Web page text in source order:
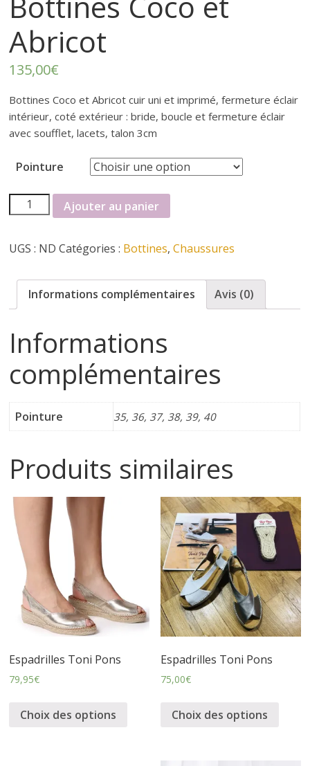
t
e
r
f
é
m
i
n
i
n
e
t
c
h
a
u
s
s
u
Abricot
135,00€
Bottines Coco et Abricot cuir uni et imprimé, fermeture éclair
intérieur, coté extérieur : bride, boucle et fermeture éclair
avec soufflet, lacets, talon 3cm
Pointure
quantité
de
Coco
Abricot
Ajouter au panier
UGS : ND Catégories : Bottines,Chaussures
Informations complémentaires Avis (0)
Informations
complémentaires
Pointure 35, 36, 37, 38, 39, 40
Produits similaires
Espadrilles Toni Pons
79,95€
Choix des options
Espadrilles Toni Pons
75,00€
Choix des options